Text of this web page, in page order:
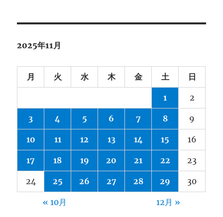
2025年11月
月 火 水 木 金 土 日
1 2
3 4 5 6 7 8 9
10 11 12 13 14 15 16
17 18 19 20 21 22 23
24 25 26 27 28 29 30
« 10月 12月 »